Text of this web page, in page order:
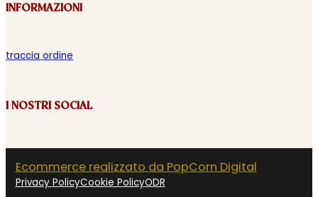
INFORMAZIONI
traccia ordine
I NOSTRI SOCIAL
Ecommerce realizzato da PopCorn Digital
Privacy PolicyCookie PolicyODR